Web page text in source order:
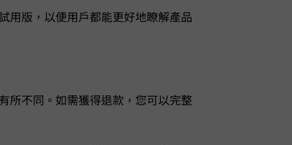
用版，以便用戶都能更好地瞭解產品
策也有所不同。如需獲得退款，您可以完整